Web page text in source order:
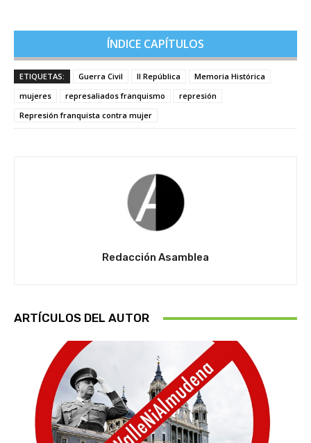
ÍNDICE CAPÍTULOS
ETIQUETAS: Guerra Civil II República
Memoria Histórica
mujeres
represaliados franquismo
represión
Represión franquista contra mujer
Redacción Asamblea
ARTÍCULOS DEL AUTOR